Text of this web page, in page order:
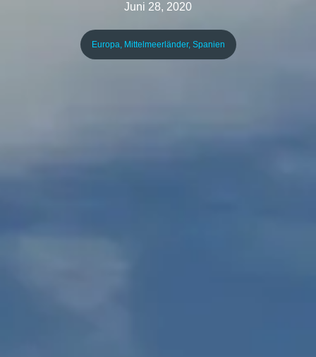
Juni 28, 2020
Europa, Mittelmeerländer, Spanien